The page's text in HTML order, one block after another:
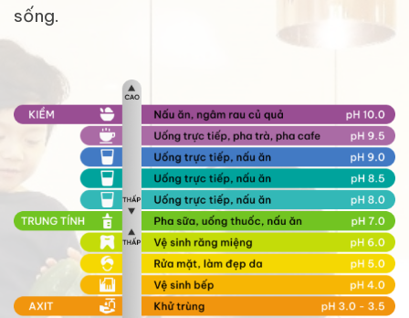
sống.